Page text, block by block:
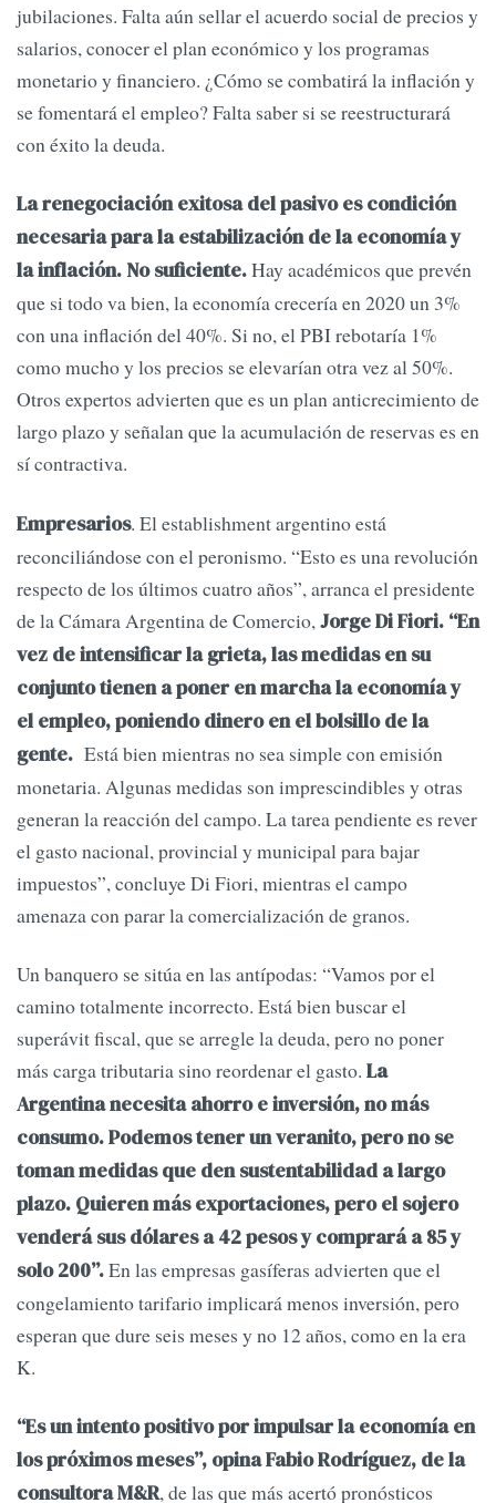
jubilaciones. Falta aún sellar el acuerdo social de precios y
salarios, conocer el plan económico y los programas
monetario y financiero. ¿Cómo se combatirá la inflación y
se fomentará el empleo? Falta saber si se reestructurará
con éxito la deuda.
La renegociación exitosa del pasivo es condición
necesaria para la estabilización de la economía y
la inflación. No suficiente.Hay académicos que prevén
que si todo va bien, la economía crecería en 2020 un 3%
con una inflación del 40%. Si no, el PBI rebotaría 1%
como mucho y los precios se elevarían otra vez al 50%.
Otros expertos advierten que es un plan anticrecimiento de
largo plazo y señalan que la acumulación de reservas es en
sí contractiva.
Empresarios. El establishment argentino está
reconciliándose con el peronismo. “Esto es una revolución
respecto de los últimos cuatro años”, arranca el presidente
de la Cámara Argentina de Comercio, Jorge Di Fiori. “En
vez de intensificar la grieta, las medidas en su
conjunto tienen a poner en marcha la economía y
el empleo, poniendo dinero en el bolsillo de la
gente. Está bien mientras no sea simple con emisión
monetaria. Algunas medidas son imprescindibles y otras
generan la reacción del campo. La tarea pendiente es rever
el gasto nacional, provincial y municipal para bajar
impuestos”, concluye Di Fiori, mientras el campo
amenaza con parar la comercialización de granos.
Un banquero se sitúa en las antípodas: “Vamos por el
camino totalmente incorrecto. Está bien buscar el
superávit fiscal, que se arregle la deuda, pero no poner
más carga tributaria sino reordenar el gasto. La
Argentina necesita ahorro e inversión, no más
consumo. Podemos tener un veranito, pero no se
toman medidas que den sustentabilidad a largo
plazo. Quieren más exportaciones, pero el sojero
venderá sus dólares a 42 pesos y comprará a 85 y
solo 200”.En las empresas gasíferas advierten que el
congelamiento tarifario implicará menos inversión, pero
esperan que dure seis meses y no 12 años, como en la era
K.
“Es un intento positivo por impulsar la economía en
los próximos meses”, opina Fabio Rodríguez, de la
consultora M&R, de las que más acertó pronósticos